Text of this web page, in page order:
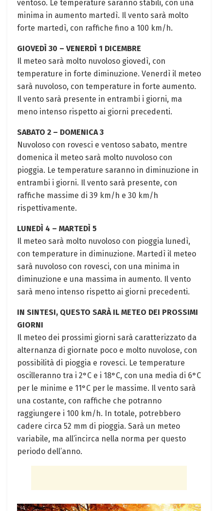
ventoso. Le temperature saranno stabili, con una
minima in aumento martedì. Il vento sarà molto
forte martedì, con raffiche fino a 100 km/h.
GIOVEDÌ 30 – VENERDÌ 1 DICEMBRE
Il meteo sarà molto nuvoloso giovedì, con
temperature in forte diminuzione. Venerdì il meteo
sarà nuvoloso, con temperature in forte aumento.
Il vento sarà presente in entrambi i giorni, ma
meno intenso rispetto ai giorni precedenti.
SABATO 2 – DOMENICA 3
Nuvoloso con rovesci e ventoso sabato, mentre
domenica il meteo sarà molto nuvoloso con
pioggia. Le temperature saranno in diminuzione in
entrambi i giorni. Il vento sarà presente, con
raffiche massime di 39 km/h e 30 km/h
rispettivamente.
LUNEDÌ 4 – MARTEDÌ 5
Il meteo sarà molto nuvoloso con pioggia lunedì,
con temperature in diminuzione. Martedì il meteo
sarà nuvoloso con rovesci, con una minima in
diminuzione e una massima in aumento. Il vento
sarà meno intenso rispetto ai giorni precedenti.
IN SINTESI, QUESTO SARÀ IL METEO DEI PROSSIMI
GIORNI
Il meteo dei prossimi giorni sarà caratterizzato da
alternanza di giornate poco e molto nuvolose, con
possibilità di pioggia e rovesci. Le temperature
oscilleranno tra i 2°C e i 18°C, con una media di 6°C
per le minime e 11°C per le massime. Il vento sarà
una costante, con raffiche che potranno
raggiungere i 100 km/h. In totale, potrebbero
cadere circa 52 mm di pioggia. Sarà un meteo
variabile, ma all’incirca nella norma per questo
periodo dell’anno.